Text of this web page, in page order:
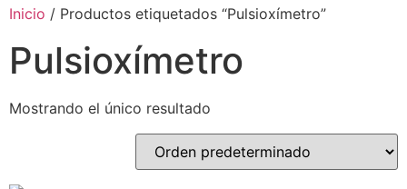
Inicio / Productos etiquetados “Pulsioxímetro”
Pulsioxímetro
Mostrando el único resultado